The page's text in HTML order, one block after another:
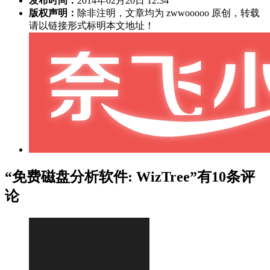
版权声明： 除非注明，文章均为 zwwooooo 原创，转载
请以链接形式标明本文地址！
“免费磁盘分析软件: WizTree”有10条评
论